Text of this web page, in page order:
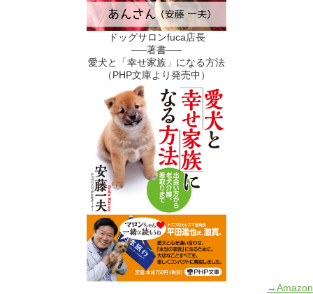
ドッグサロンfuca店長
—–著書—–
愛犬と「幸せ家族」になる方法
（PHP文庫より発売中）
→Amazon